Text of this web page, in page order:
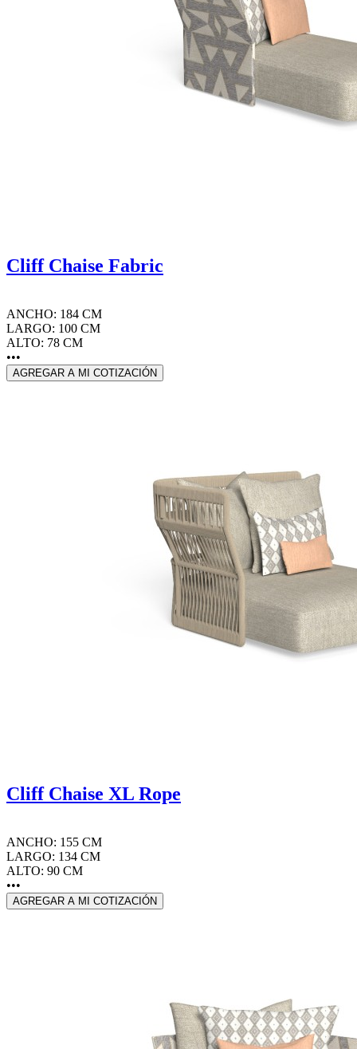
Cliff Chaise Fabric
ANCHO: 184 CM
LARGO: 100 CM
ALTO: 78 CM
•••
AGREGAR A MI COTIZACIÓN
Cliff Chaise XL Rope
ANCHO: 155 CM
LARGO: 134 CM
ALTO: 90 CM
•••
AGREGAR A MI COTIZACIÓN